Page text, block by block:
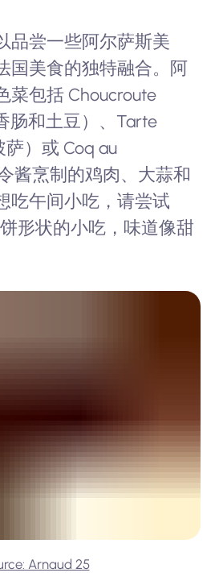
品尝一些阿尔萨斯美
国美食的独特融合。阿
菜包括 Choucroute
肠和土豆）、Tarte
）或 Coq au
酱烹制的鸡肉、大蒜和
吃午间小吃，请尝试
形状的小吃，味道像甜
Arnaud 25